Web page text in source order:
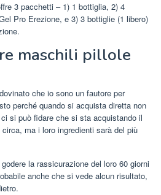
3 pacchetti – 1) 1 bottiglia, 2) 4
Pro Erezione, e 3) 3 bottiglie (1 libero)
maschili pillole
che io sono un fautore per
perché quando si acquista diretta non
si può fidare che si sta acquistando il
ma i loro ingredienti sarà del più
la rassicurazione del loro 60 giorni
anche che si vede alcun risultato,